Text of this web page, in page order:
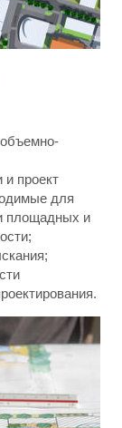
объемно-
и проект
для
площадных и